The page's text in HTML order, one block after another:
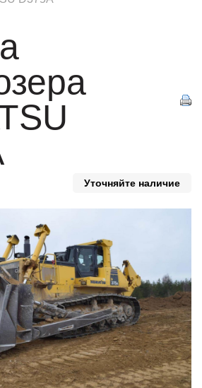
Уточняйте наличие